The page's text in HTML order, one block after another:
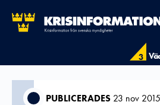
3
PUBLICERADES 23 nov